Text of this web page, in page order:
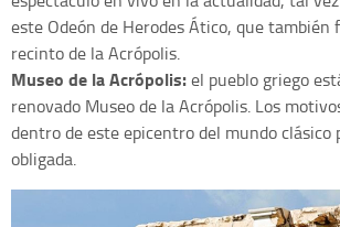
este Odeón de Herodes Ático, que también
recinto de la Acrópolis.
Museo de la Acrópolis:el pueblo griego
renovado Museo de la Acrópolis. Los
dentro de este epicentro del mundo clásico
obligada.